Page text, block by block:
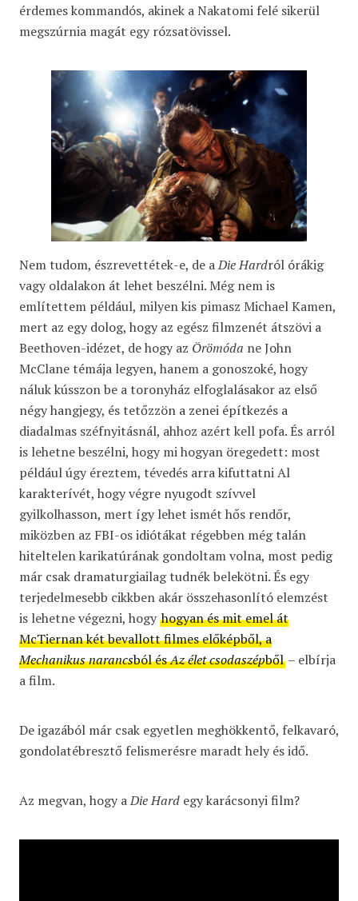
érdemes kommandós, akinek a Nakatomi felé sikerül
megszúrnia magát egy rózsatövissel.
Nem tudom, észrevettétek-e, de aDie Hardról órákig
vagy oldalakon át lehet beszélni. Még nem is
említettem például, milyen kis pimasz Michael Kamen,
mert az egy dolog, hogy az egész filmzenét átszövi a
Beethoven-idézet, de hogy az Örömóda ne John
McClane témája legyen, hanem a gonoszoké, hogy
náluk kússzon be a toronyház elfoglalásakor az első
négy hangjegy, és tetőzzön a zenei építkezés a
diadalmas széfnyitásnál, ahhoz azért kell pofa. És arról
is lehetne beszélni, hogy mi hogyan öregedett: most
például úgy éreztem, tévedés arra kifuttatni Al
karakterívét, hogy végre nyugodt szívvel
gyilkolhasson, mert így lehet ismét hős rendőr,
miközben az FBI-os idiótákat régebben még talán
hiteltelen karikatúrának gondoltam volna, most pedig
már csak dramaturgiailag tudnék belekötni. És egy
terjedelmesebb cikkben akár összehasonlító elemzést
is lehetne végezni, hogy hogyan és mit emel át
McTiernan két bevallott filmes előképből, a
Mechanikus narancsból ésAz élet csodaszépből – elbírja
a film.
De igazából már csak egyetlen meghökkentő, felkavaró,
gondolatébresztő felismerésre maradt hely és idő.
Az megvan, hogy aDie Hard egy karácsonyi film?